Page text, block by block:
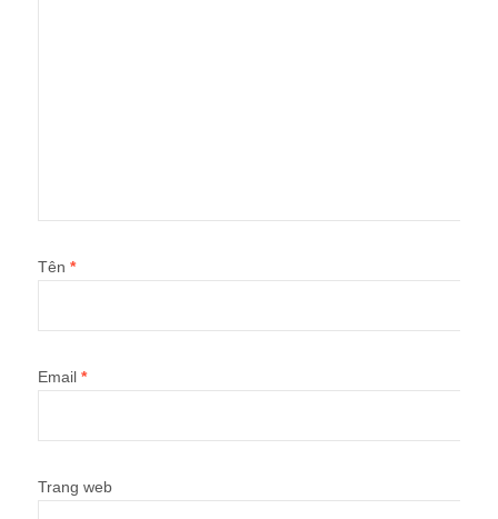
Tên *
Email *
Trang web